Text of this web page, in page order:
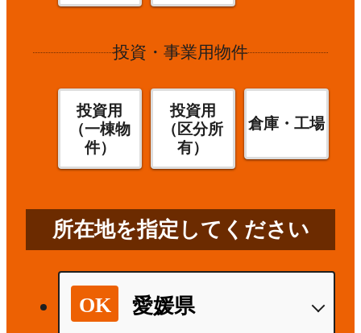
投資・事業用物件
投資用
（一棟物
件）
投資用
（区分所
有）
倉庫・工場
所在地を指定してください